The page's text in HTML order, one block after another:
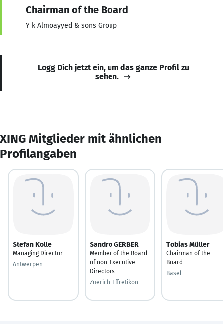
Chairman of the Board
Y k Almoayyed & sons Group
Logg Dich jetzt ein, um das ganze Profil zu
sehen.
XING Mitglieder mit ähnlichen
Profilangaben
Stefan Kolle
Managing Director
Antwerpen
Sandro GERBER
Member of the Board
of non-Executive
Directors
Zuerich-Effretikon
Tobias Müller
Chairman of the
Board
Basel